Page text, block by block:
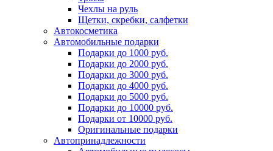
Чехлы на руль
Щетки, скребки, салфетки
Автокосметика
Автомобильные подарки
Подарки до 1000 руб.
Подарки до 2000 руб.
Подарки до 3000 руб.
Подарки до 4000 руб.
Подарки до 5000 руб.
Подарки до 10000 руб.
Подарки от 10000 руб.
Оригинальные подарки
Автопринадлежности